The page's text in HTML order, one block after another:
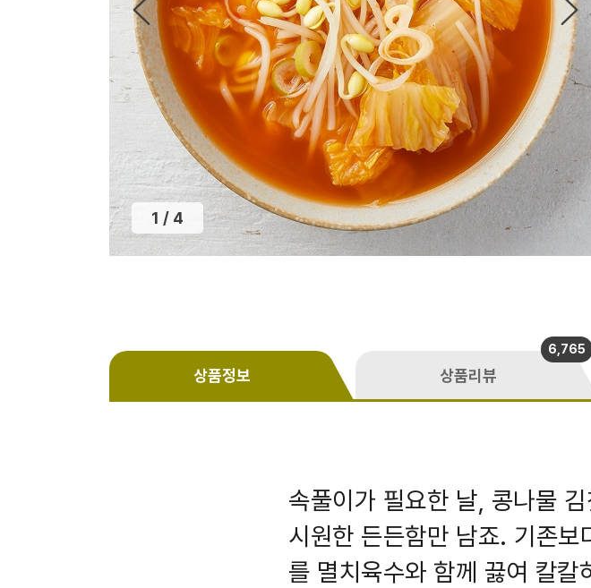
2 / 4
상품정보 상품리뷰
6,765
속풀이가 필요한 날, 콩나물
시원한 든든함만 남죠. 기존보
를 멸치육수와 함께 끓여 칼